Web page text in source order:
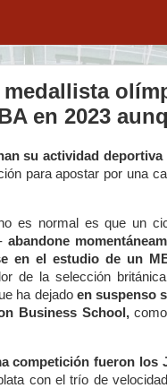
en 2023
su actividad
para apostar por una
es normal es que un
abandone
en el estudio de un
de la selección
ha dejado en suspenso
Business School,como
competición fueron los
con el trío de